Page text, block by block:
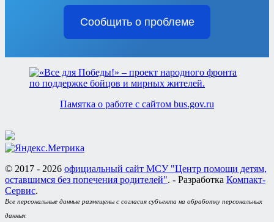
Сообщить о проблеме
Памятка о работе с сайтом bus.gov.ru
© 2017 - 2026 официальный сайт МСУ "Центр помощи детям,
оставшимся без попечения родителей". - Разработка Компакт-
Сервис.
Все персональные данные размещены с согласия субъекта на обработку персональных
данных